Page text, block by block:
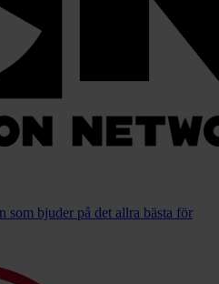
bjuder på det allra bästa för